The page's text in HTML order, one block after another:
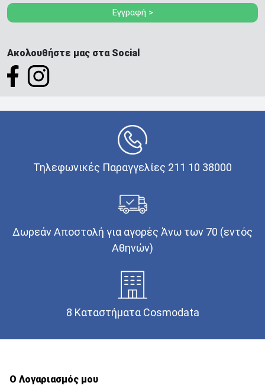
Εγγραφή >
Ακολουθήστε μας στα Social
Τηλεφωνικές Παραγγελίες 211 10 38000
Δωρεάν Αποστολή για αγορές Άνω των 70 (εντός
Αθηνών)
8 Καταστήματα Cosmodata
Ο Λογαριασμός μου